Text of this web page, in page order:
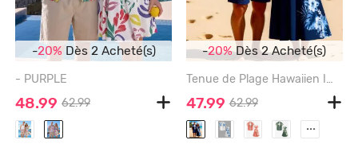
-20% Dès 2 Acheté(s)
- PURPLE
48.99 62.99
-20%Dès 2 Acheté(s)
Tenue de Plage Hawaiien Imprimé Fleurs et Feuilles Tropicales Grande Taille pour Couples - MIDNIGHT BLUE
47.99 62.99
...